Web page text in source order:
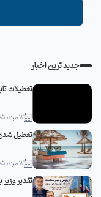
جدید ترین اخبار
تعطیلات تابستانه
12 مرداد 1405
تعطیل شدن
12 مرداد 1405
تقدیر